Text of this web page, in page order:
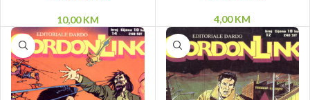
10,00KM 4,00KM